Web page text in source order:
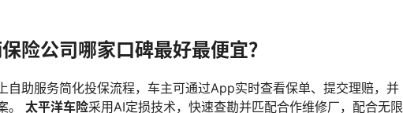
险公司哪家口碑最好最便宜？
自助服务简化投保流程，车主可通过App实时查看保单、提交理赔，并
。 太平洋车险采用AI定损技术，快速查勘并匹配合作维修厂，配合无限